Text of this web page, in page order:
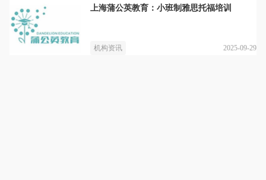
上海蒲公英教育：小班制雅思托福培训
机构资讯 2025-09-29